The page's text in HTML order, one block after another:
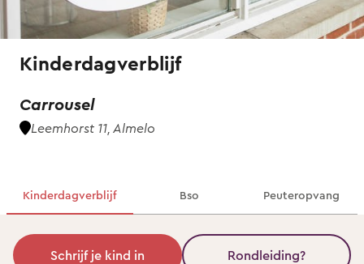
Kinderdagverblijf
Carrousel
Leemhorst 11, Almelo
Kinderdagverblijf Bso Peuteropvang
Schrijf je kind in Rondleiding?